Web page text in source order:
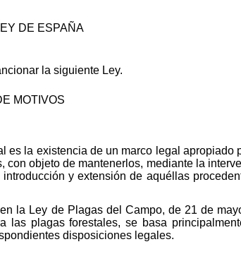
DE ESPAÑA
la siguiente Ley.
MOTIVOS
la existencia de un marco legal apropiado
objeto de mantenerlos, mediante la
y extensión de aquéllas
la Ley de Plagas del Campo, de 21 de
plagas forestales, se basa
disposiciones legales.